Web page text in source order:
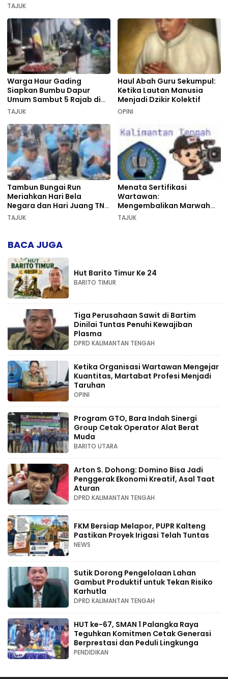
TAJUK
Warga Haur Gading
Siapkan Bumbu Dapur
Umum Sambut 5 Rajab di
Sekumpul
TAJUK
Haul Abah Guru Sekumpul:
Ketika Lautan Manusia
Menjadi Dzikir Kolektif
OPINI
Tambun Bungai Run
Meriahkan Hari Bela
Negara dan Hari Juang TNI
AD di Palangka Raya
TAJUK
Menata Sertifikasi
Wartawan:
Mengembalikan Marwah
Pers dan Keadilan
TAJUK
BACA JUGA
Hut Barito Timur Ke 24
BARITO TIMUR
Tiga Perusahaan Sawit di Bartim
Dinilai Tuntas Penuhi Kewajiban
Plasma
DPRD KALIMANTAN TENGAH
Ketika Organisasi Wartawan Mengejar
Kuantitas, Martabat Profesi Menjadi
Taruhan
OPINI
Program GTO, Bara Indah Sinergi
Group Cetak Operator Alat Berat
Muda
BARITO UTARA
Arton S. Dohong: Domino Bisa Jadi
Penggerak Ekonomi Kreatif, Asal Taat
Aturan
DPRD KALIMANTAN TENGAH
FKM Bersiap Melapor, PUPR Kalteng
Pastikan Proyek Irigasi Telah Tuntas
NEWS
Sutik Dorong Pengelolaan Lahan
Gambut Produktif untuk Tekan Risiko
Karhutla
DPRD KALIMANTAN TENGAH
HUT ke-67, SMAN 1 Palangka Raya
Teguhkan Komitmen Cetak Generasi
Berprestasi dan Peduli Lingkunga
PENDIDIKAN